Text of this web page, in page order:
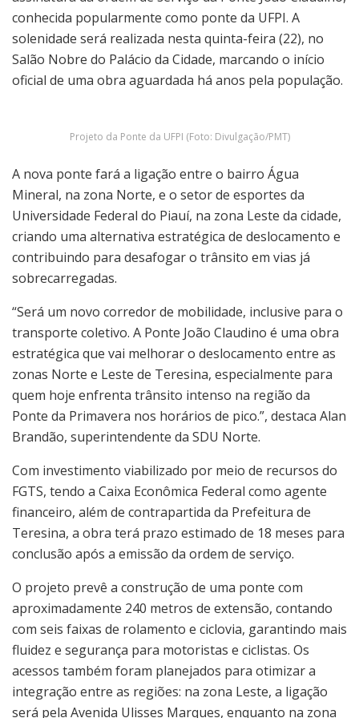
conhecida popularmente como ponte da UFPI. A
solenidade será realizada nesta quinta-feira (22), no
Salão Nobre do Palácio da Cidade, marcando o início
oficial de uma obra aguardada há anos pela população.
Projeto da Ponte da UFPI (Foto: Divulgação/PMT)
A nova ponte fará a ligação entre o bairro Água
Mineral, na zona Norte, e o setor de esportes da
Universidade Federal do Piauí, na zona Leste da cidade,
criando uma alternativa estratégica de deslocamento e
contribuindo para desafogar o trânsito em vias já
sobrecarregadas.
“Será um novo corredor de mobilidade, inclusive para o
transporte coletivo. A Ponte João Claudino é uma obra
estratégica que vai melhorar o deslocamento entre as
zonas Norte e Leste de Teresina, especialmente para
quem hoje enfrenta trânsito intenso na região da
Ponte da Primavera nos horários de pico.”, destaca Alan
Brandão, superintendente da SDU Norte.
Com investimento viabilizado por meio de recursos do
FGTS, tendo a Caixa Econômica Federal como agente
financeiro, além de contrapartida da Prefeitura de
Teresina, a obra terá prazo estimado de 18 meses para
conclusão após a emissão da ordem de serviço.
O projeto prevê a construção de uma ponte com
aproximadamente 240 metros de extensão, contando
com seis faixas de rolamento e ciclovia, garantindo mais
fluidez e segurança para motoristas e ciclistas. Os
acessos também foram planejados para otimizar a
integração entre as regiões: na zona Leste, a ligação
será pela Avenida Ulisses Marques, enquanto na zona